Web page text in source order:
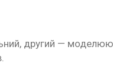
другий —